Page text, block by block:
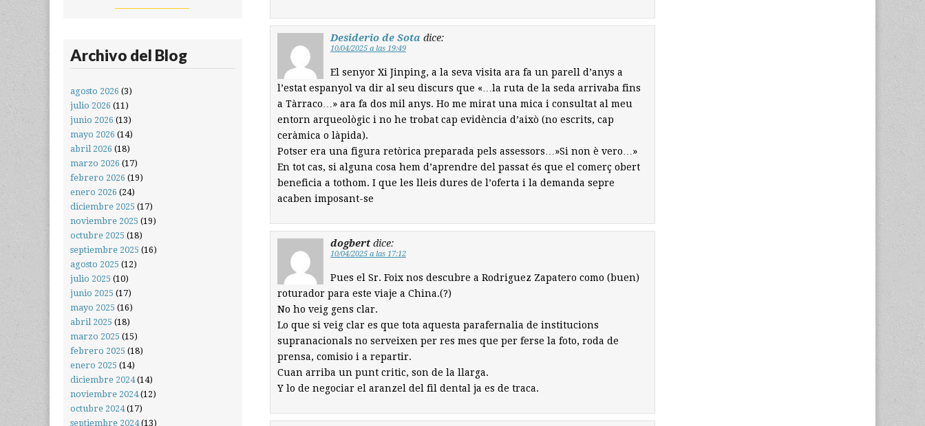
Desiderio de Sota dice:
10/04/2025 a las 19:49
El senyor Xi Jinping, a la seva visita ara fa un parell d’anys a
l’estat espanyol va dir al seu discurs que «…la ruta de la seda arrivaba fins
a Tàrraco…» ara fa dos mil anys. Ho me mirat una mica i consultat al meu
entorn arqueològic i no he trobat cap evidència d’això (no escrits, cap
ceràmica o làpida).
Potser era una figura retòrica preparada pels assessors…»Si non è vero…»
En tot cas, si alguna cosa hem d’aprendre del passat és que el comerç obert
beneficia a tothom. I que les lleis dures de l’oferta i la demanda sepre
acaben imposant-se
dogbert dice:
10/04/2025 a las 17:12
Pues el Sr. Foix nos descubre a Rodriguez Zapatero como (buen)
roturador para este viaje a China.(?)
No ho veig gens clar.
Lo que si veig clar es que tota aquesta parafernalia de institucions
supranacionals no serveixen per res mes que per ferse la foto, roda de
prensa, comisio i a repartir.
Cuan arriba un punt critic, son de la llarga.
Y lo de negociar el aranzel del fil dental ja es de traca.
Archivo del Blog
agosto 2026 (3)
julio 2026 (11)
junio 2026 (13)
mayo 2026 (14)
abril 2026 (18)
marzo 2026 (17)
febrero 2026 (19)
enero 2026 (24)
diciembre 2025 (17)
noviembre 2025 (19)
octubre 2025 (18)
septiembre 2025 (16)
agosto 2025 (12)
julio 2025 (10)
junio 2025 (17)
mayo 2025 (16)
abril 2025 (18)
marzo 2025 (15)
febrero 2025 (18)
enero 2025 (14)
diciembre 2024(14)
noviembre 2024(12)
octubre 2024(17)
septiembre 2024(13)